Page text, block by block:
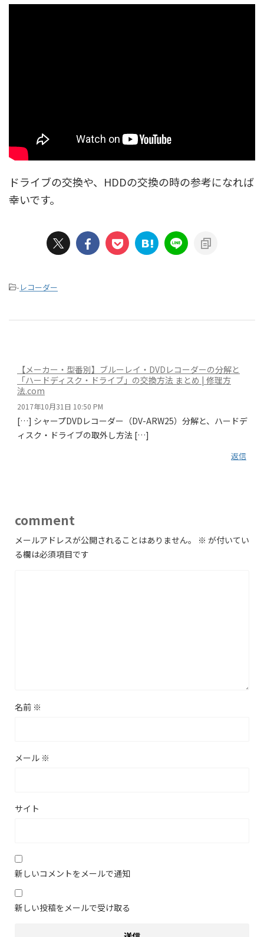
ドライブの交換や、HDDの交換の時の参考になれば
幸いです。
- レコーダー
【メーカー・型番別】ブルーレイ・DVDレコーダーの分解と
「ハードディスク・ドライブ」の交換方法 まとめ | 修理方
法.com
2017年10月31日 10:50 PM
[…] シャープDVDレコーダー（DV-ARW25）分解と、ハードデ
ィスク・ドライブの取外し方法 […]
返信
comment
メールアドレスが公開されることはありません。 ※ が付いてい
る欄は必須項目です
名前 ※
メール ※
サイト
新しいコメントをメールで通知
新しい投稿をメールで受け取る